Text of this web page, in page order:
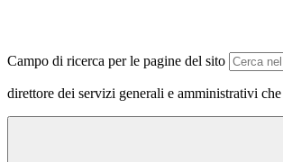
Campo di ricerca per le pagine del sito
direttore dei servizi generali e amministrativi